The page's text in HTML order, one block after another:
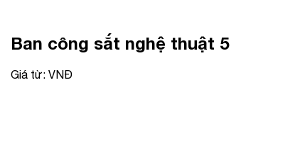
Ban công sắt nghệ thuật 5
Giá từ: VNĐ